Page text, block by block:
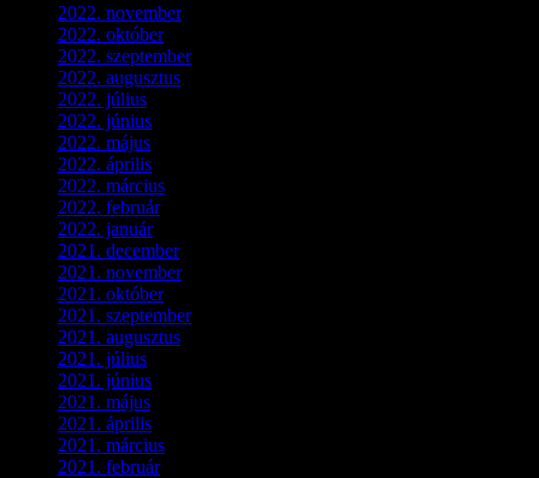
2022. november(4)
2022. október(8)
2022. szeptember(9)
2022. augusztus
2022. július
2022. június
2022. május
2022. április
2022. március
2022. február(4)
2022. január(3)
2021. december(2)
2021. november(5)
2021. október(8)
2021. szeptember(4)
2021. augusztus
2021. július
2021. június
2021. május
2021. április
2021. március
2021. február(4)